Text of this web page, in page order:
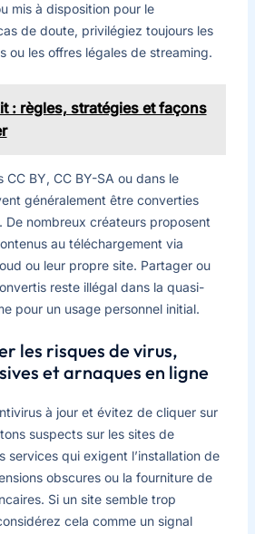
mis à disposition pour le
de doute, privilégiez toujours les
ou les offres légales de streaming.
: règles, stratégies et façons
CC BY, CC BY-SA ou dans le
généralement être converties
De nombreux créateurs proposent
au téléchargement via
ou leur propre site. Partager ou
reste illégal dans la quasi-
pour un usage personnel initial.
les risques de virus,
et arnaques en ligne
à jour et évitez de cliquer sur
suspects sur les sites de
services qui exigent l’installation de
obscures ou la fourniture de
Si un site semble trop
cela comme un signal